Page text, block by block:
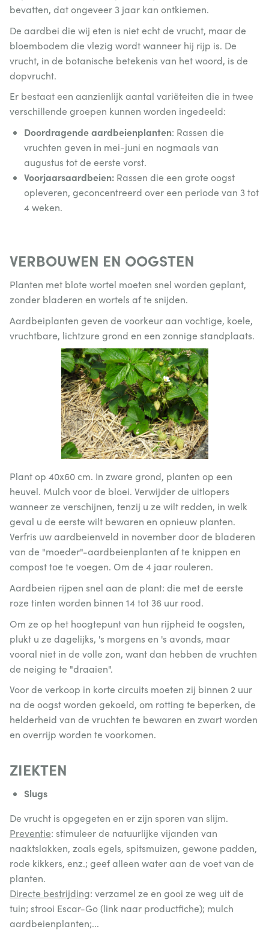
bevatten, dat ongeveer 3 jaar kan ontkiemen.
De aardbei die wij eten is niet echt de vrucht, maar de
bloembodem die vlezig wordt wanneer hij rijp is. De
vrucht, in de botanische betekenis van het woord, is de
dopvrucht.
Er bestaat een aanzienlijk aantal variëteiten die in twee
verschillende groepen kunnen worden ingedeeld:
Doordragende aardbeienplanten: Rassen die
vruchten geven in mei-juni en nogmaals van
augustus tot de eerste vorst.
Voorjaarsaardbeien: Rassen die een grote oogst
opleveren, geconcentreerd over een periode van 3 tot
4 weken.
VERBOUWEN EN OOGSTEN
Planten met blote wortel moeten snel worden geplant,
zonder bladeren en wortels af te snijden.
Aardbeiplanten geven de voorkeur aan vochtige, koele,
vruchtbare, lichtzure grond en een zonnige standplaats.
Plant op 40x60 cm. In zware grond, planten op een
heuvel. Mulch voor de bloei. Verwijder de uitlopers
wanneer ze verschijnen, tenzij u ze wilt redden, in welk
geval u de eerste wilt bewaren en opnieuw planten.
Verfris uw aardbeienveld in november door de bladeren
van de "moeder"-aardbeienplanten af te knippen en
compost toe te voegen. Om de 4 jaar rouleren.
Aardbeien rijpen snel aan de plant: die met de eerste
roze tinten worden binnen 14 tot 36 uur rood.
Om ze op het hoogtepunt van hun rijpheid te oogsten,
plukt u ze dagelijks, 's morgens en 's avonds, maar
vooral niet in de volle zon, want dan hebben de vruchten
de neiging te "draaien".
Voor de verkoop in korte circuits moeten zij binnen 2 uur
na de oogst worden gekoeld, om rotting te beperken, de
helderheid van de vruchten te bewaren en zwart worden
en overrijp worden te voorkomen.
ZIEKTEN
Slugs
De vrucht is opgegeten en er zijn sporen van slijm.
Preventie: stimuleer de natuurlijke vijanden van
naaktslakken, zoals egels, spitsmuizen, gewone padden,
rode kikkers, enz.; geef alleen water aan de voet van de
planten.
Directe bestrijding: verzamel ze en gooi ze weg uit de
tuin; strooi Escar-Go (link naar productfiche); mulch
aardbeienplanten;...